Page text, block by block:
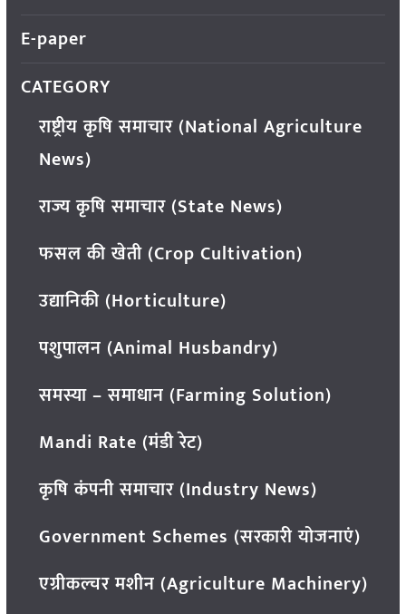
E-paper
CATEGORY
राष्ट्रीय कृषि समाचार (National Agriculture
News)
राज्य कृषि समाचार (State News)
फसल की खेती (Crop Cultivation)
उद्यानिकी (Horticulture)
पशुपालन (Animal Husbandry)
समस्या – समाधान (Farming Solution)
Mandi Rate (मंडी रेट)
कृषि कंपनी समाचार (Industry News)
Government Schemes (सरकारी योजनाएं)
एग्रीकल्चर मशीन (Agriculture Machinery)